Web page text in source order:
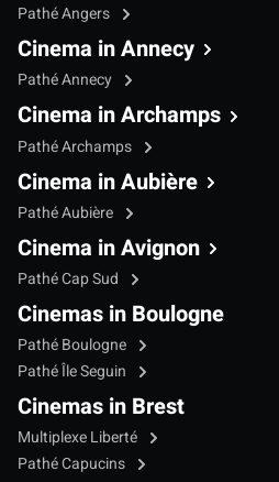
Pathé Angers
Cinema in Annecy
Pathé Annecy
Cinema in Archamps
Pathé Archamps
Cinema in Aubière
Pathé Aubière
Cinema in Avignon
Pathé Cap Sud
Cinemas in Boulogne
Pathé Boulogne
Pathé Île Seguin
Cinemas in Brest
Multiplexe Liberté
Pathé Capucins